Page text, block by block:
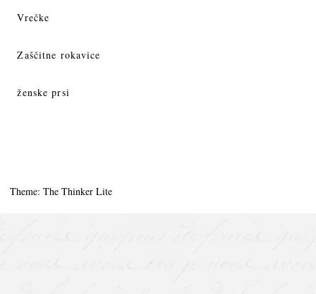
Vrečke
Zaščitne rokavice
ženske prsi
Theme: The Thinker Lite